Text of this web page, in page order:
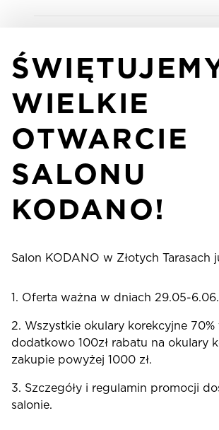
WIELKIE
OTWARCIE
SALONU
KODANO!
Salon KODANO w Złotych Tarasach
1. Oferta ważna w dniach 29.05-
2. Wszystkie okulary korekcyjne 70%
dodatkowo 100zł rabatu na okulary
zakupie powyżej 1000 zł.
3. Szczegóły i regulamin promocji
salonie.